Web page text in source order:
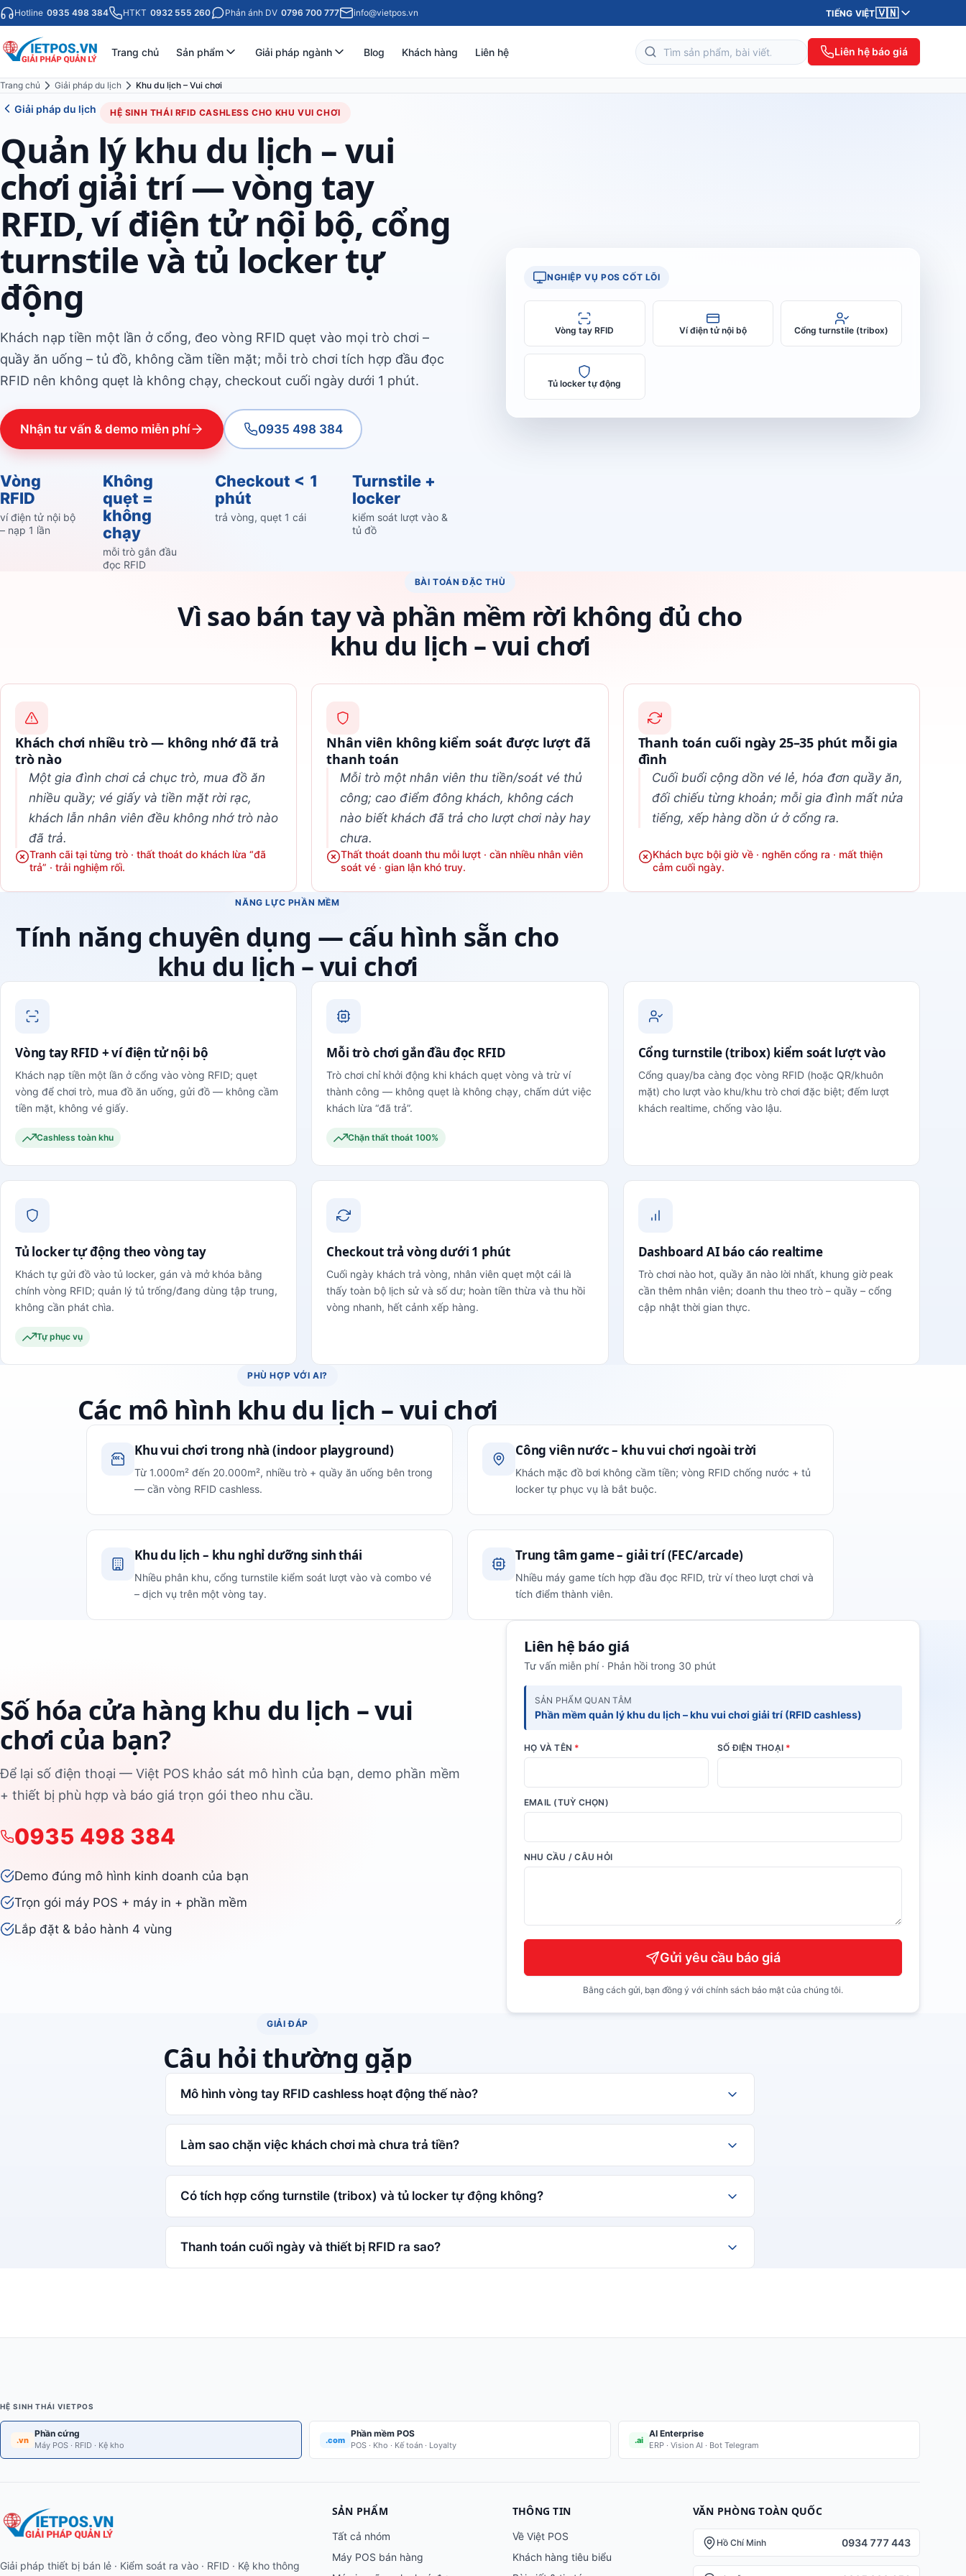
Hotline 0935 498 384 HTKT 0932 555 260 Phản ánh DV 0796 700 777 info@vietpos.vn TIẾNG VIỆT🇻🇳
Trang chủ Sản phẩm Giải pháp ngành Blog Khách hàng Liên hệ Liên hệ báo giá
Trang chủ Giải pháp du lịch Khu du lịch – Vui chơi
Giải pháp du lịch HỆ SINH THÁI RFID CASHLESS CHO KHU VUI CHƠI
Quản lý khu du lịch – vui
chơi giải trí — vòng tay
RFID, ví điện tử nội bộ, cổng
turnstile và tủ locker tự
động
Khách nạp tiền một lần ở cổng, đeo vòng RFID quẹt vào mọi trò chơi –
quầy ăn uống – tủ đồ, không cầm tiền mặt; mỗi trò chơi tích hợp đầu đọc
RFID nên không quẹt là không chạy, checkout cuối ngày dưới 1 phút.
Nhận tư vấn & demo miễn phí 0935 498 384
Vòng
RFID
ví điện tử nội bộ
– nạp 1 lần
Không
quẹt =
không
chạy
mỗi trò gắn đầu
đọc RFID
Checkout < 1
phút
trả vòng, quẹt 1 cái
Turnstile +
locker
kiểm soát lượt vào &
tủ đồ
NGHIỆP VỤ POS CỐT LÕI
Vòng tay RFID Ví điện tử nội bộ Cổng turnstile (tribox)
Tủ locker tự động
BÀI TOÁN ĐẶC THÙ
Vì sao bán tay và phần mềm rời không đủ cho
khu du lịch – vui chơi
Khách chơi nhiều trò — không nhớ đã trả
trò nào
Một gia đình chơi cả chục trò, mua đồ ăn
nhiều quầy; vé giấy và tiền mặt rời rạc,
khách lẫn nhân viên đều không nhớ trò nào
đã trả.
Tranh cãi tại từng trò · thất thoát do khách lừa “đã
trả” · trải nghiệm rối.
Nhân viên không kiểm soát được lượt đã
thanh toán
Mỗi trò một nhân viên thu tiền/soát vé thủ
công; cao điểm đông khách, không cách
nào biết khách đã trả cho lượt chơi này hay
chưa.
Thất thoát doanh thu mỗi lượt · cần nhiều nhân viên
soát vé · gian lận khó truy.
Thanh toán cuối ngày 25–35 phút mỗi gia
đình
Cuối buổi cộng dồn vé lẻ, hóa đơn quầy ăn,
đối chiếu từng khoản; mỗi gia đình mất nửa
tiếng, xếp hàng dồn ứ ở cổng ra.
Khách bực bội giờ về · nghẽn cổng ra · mất thiện
cảm cuối ngày.
NĂNG LỰC PHẦN MỀM
Tính năng chuyên dụng — cấu hình sẵn cho
khu du lịch – vui chơi
Vòng tay RFID + ví điện tử nội bộ
Khách nạp tiền một lần ở cổng vào vòng RFID; quẹt
vòng để chơi trò, mua đồ ăn uống, gửi đồ — không cầm
tiền mặt, không vé giấy.
Cashless toàn khu
Mỗi trò chơi gắn đầu đọc RFID
Trò chơi chỉ khởi động khi khách quẹt vòng và trừ ví
thành công — không quẹt là không chạy, chấm dứt việc
khách lừa “đã trả”.
Chặn thất thoát 100%
Cổng turnstile (tribox) kiểm soát lượt vào
Cổng quay/ba càng đọc vòng RFID (hoặc QR/khuôn
mặt) cho lượt vào khu/khu trò chơi đặc biệt; đếm lượt
khách realtime, chống vào lậu.
Tủ locker tự động theo vòng tay
Khách tự gửi đồ vào tủ locker, gán và mở khóa bằng
chính vòng RFID; quản lý tủ trống/đang dùng tập trung,
không cần phát chìa.
Tự phục vụ
Checkout trả vòng dưới 1 phút
Cuối ngày khách trả vòng, nhân viên quẹt một cái là
thấy toàn bộ lịch sử và số dư; hoàn tiền thừa và thu hồi
vòng nhanh, hết cảnh xếp hàng.
Dashboard AI báo cáo realtime
Trò chơi nào hot, quầy ăn nào lời nhất, khung giờ peak
cần thêm nhân viên; doanh thu theo trò – quầy – cổng
cập nhật thời gian thực.
PHÙ HỢP VỚI AI?
Các mô hình khu du lịch – vui chơi
Khu vui chơi trong nhà (indoor playground)
Từ 1.000m² đến 20.000m², nhiều trò + quầy ăn uống bên trong
— cần vòng RFID cashless.
Công viên nước – khu vui chơi ngoài trời
Khách mặc đồ bơi không cầm tiền; vòng RFID chống nước + tủ
locker tự phục vụ là bắt buộc.
Khu du lịch – khu nghỉ dưỡng sinh thái
Nhiều phân khu, cổng turnstile kiểm soát lượt vào và combo vé
– dịch vụ trên một vòng tay.
Trung tâm game – giải trí (FEC/arcade)
Nhiều máy game tích hợp đầu đọc RFID, trừ ví theo lượt chơi và
tích điểm thành viên.
Số hóa cửa hàng khu du lịch – vui
chơi của bạn?
Để lại số điện thoại — Việt POS khảo sát mô hình của bạn, demo phần mềm
+ thiết bị phù hợp và báo giá trọn gói theo nhu cầu.
0935 498 384
Demo đúng mô hình kinh doanh của bạn
Trọn gói máy POS + máy in + phần mềm
Lắp đặt & bảo hành 4 vùng
Liên hệ báo giá
Tư vấn miễn phí · Phản hồi trong 30 phút
SẢN PHẨM QUAN TÂM
Phần mềm quản lý khu du lịch – khu vui chơi giải trí (RFID cashless)
HỌ VÀ TÊN * SỐ ĐIỆN THOẠI *
EMAIL (TUỲ CHỌN)
NHU CẦU / CÂU HỎI
Gửi yêu cầu báo giá
Bằng cách gửi, bạn đồng ý với chính sách bảo mật của chúng tôi.
GIẢI ĐÁP
Câu hỏi thường gặp
Mô hình vòng tay RFID cashless hoạt động thế nào?
Làm sao chặn việc khách chơi mà chưa trả tiền?
Có tích hợp cổng turnstile (tribox) và tủ locker tự động không?
Thanh toán cuối ngày và thiết bị RFID ra sao?
HỆ SINH THÁI VIETPOS
.vn
Phần cứng
Máy POS · RFID · Kệ kho
.com
Phần mềm POS
POS · Kho · Kế toán · Loyalty
.ai
AI Enterprise
ERP · Vision AI · Bot Telegram
Giải pháp thiết bị bán lẻ · Kiểm soát ra vào · RFID · Kệ kho thông
SẢN PHẨM
Tất cả nhóm
Máy POS bán hàng
THÔNG TIN
Về Việt POS
Khách hàng tiêu biểu
VĂN PHÒNG TOÀN QUỐC
Hồ Chí Minh 0934 777 443